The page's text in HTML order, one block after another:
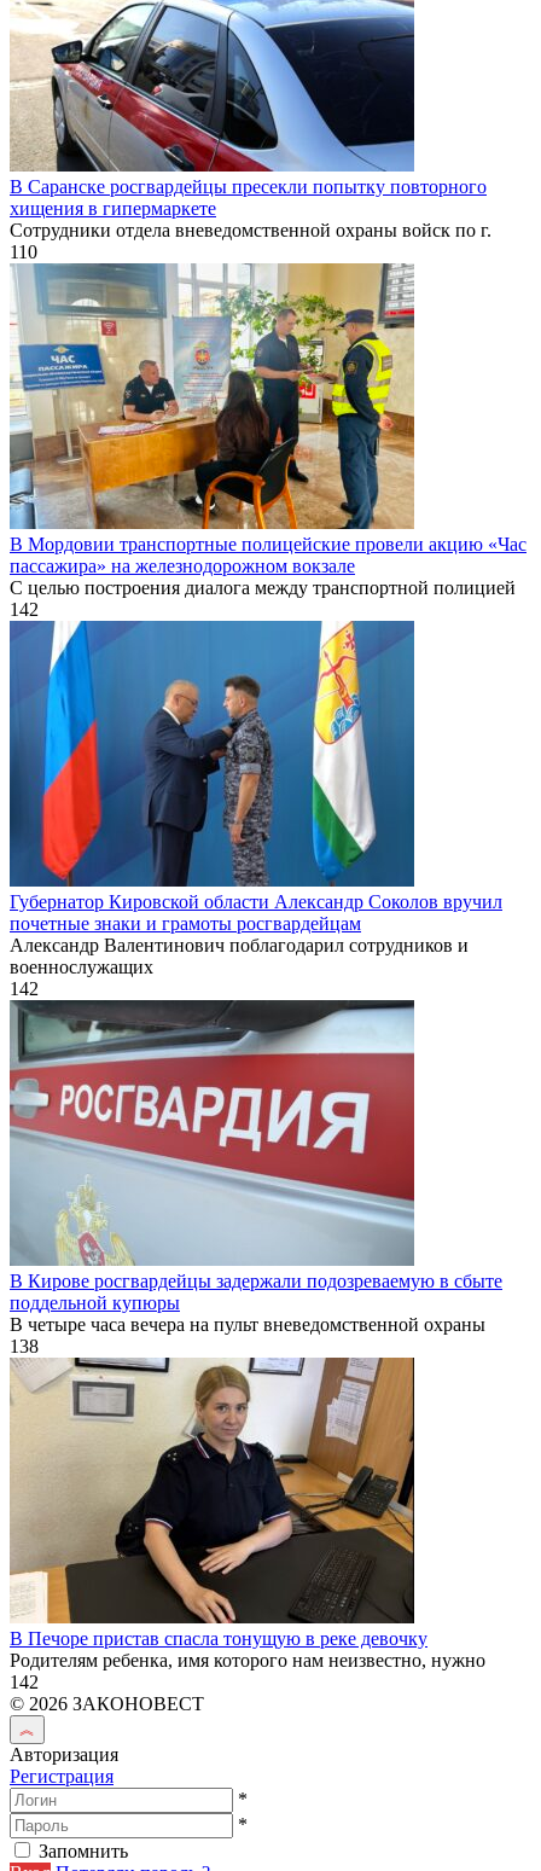
В Саранске росгвардейцы пресекли попытку повторного
хищения в гипермаркете
Сотрудники отдела вневедомственной охраны войск по г.
110
В Мордовии транспортные полицейские провели акцию «Час
пассажира» на железнодорожном вокзале
С целью построения диалога между транспортной полицией
142
Губернатор Кировской области Александр Соколов вручил
почетные знаки и грамоты росгвардейцам
Александр Валентинович поблагодарил сотрудников и
военнослужащих
142
В Кирове росгвардейцы задержали подозреваемую в сбыте
поддельной купюры
В четыре часа вечера на пульт вневедомственной охраны
138
В Печоре пристав спасла тонущую в реке девочку
Родителям ребенка, имя которого нам неизвестно, нужно
142
© 2026 ЗАКОНОВЕСТ
Авторизация
Регистрация
*
*
Запомнить